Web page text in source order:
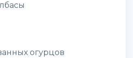
огурцов